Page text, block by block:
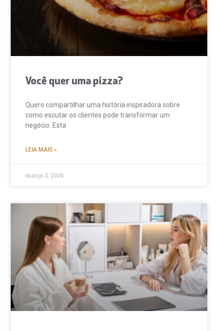
Você quer uma pizza?
Quero compartilhar uma história inspiradora sobre
como escutar os clientes pode transformar um
negócio. Esta
LEIA MAIS »
março 3, 2026